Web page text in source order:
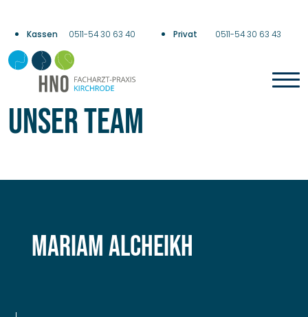
0511-54 30 63 40 0511-54 30 63 43
Unser Team
Mariam Alcheikh